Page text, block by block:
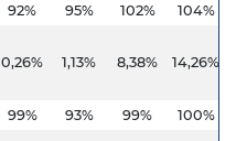
92% 95% 102% 104%
0,26% 1,13% 8,38% 14,26%
99% 93% 99% 100%